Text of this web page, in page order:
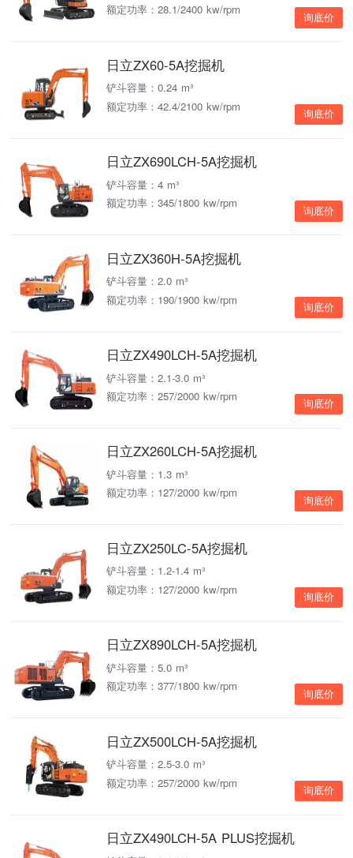
额定功率：28.1/2400 kw/rpm
询底价
日立ZX60-5A挖掘机
铲斗容量：0.24 m³
额定功率：42.4/2100 kw/rpm
询底价
日立ZX690LCH-5A挖掘机
铲斗容量：4 m³
额定功率：345/1800 kw/rpm
询底价
日立ZX360H-5A挖掘机
铲斗容量：2.0 m³
额定功率：190/1900 kw/rpm
询底价
日立ZX490LCH-5A挖掘机
铲斗容量：2.1-3.0 m³
额定功率：257/2000 kw/rpm
询底价
日立ZX260LCH-5A挖掘机
铲斗容量：1.3 m³
额定功率：127/2000 kw/rpm
询底价
日立ZX250LC-5A挖掘机
铲斗容量：1.2-1.4 m³
额定功率：127/2000 kw/rpm
询底价
日立ZX890LCH-5A挖掘机
铲斗容量：5.0 m³
额定功率：377/1800 kw/rpm
询底价
日立ZX500LCH-5A挖掘机
铲斗容量：2.5-3.0 m³
额定功率：257/2000 kw/rpm
询底价
日立ZX490LCH-5A PLUS挖掘机